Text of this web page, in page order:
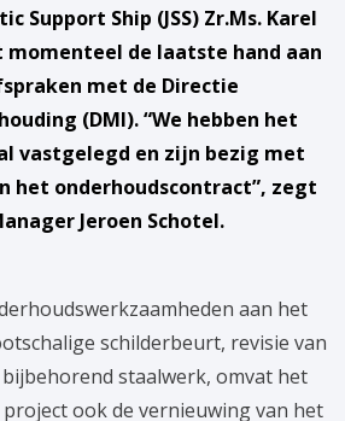
Support Ship (JSS) Zr.Ms. Karel
momenteel de laatste hand aan
met de Directie
(DMI). “We hebben het
vastgelegd en zijn bezig met
het onderhoudscontract”, zegt
Jeroen Schotel.
aan het
schilderbeurt, revisie van
staalwerk, omvat het
ook de vernieuwing van het